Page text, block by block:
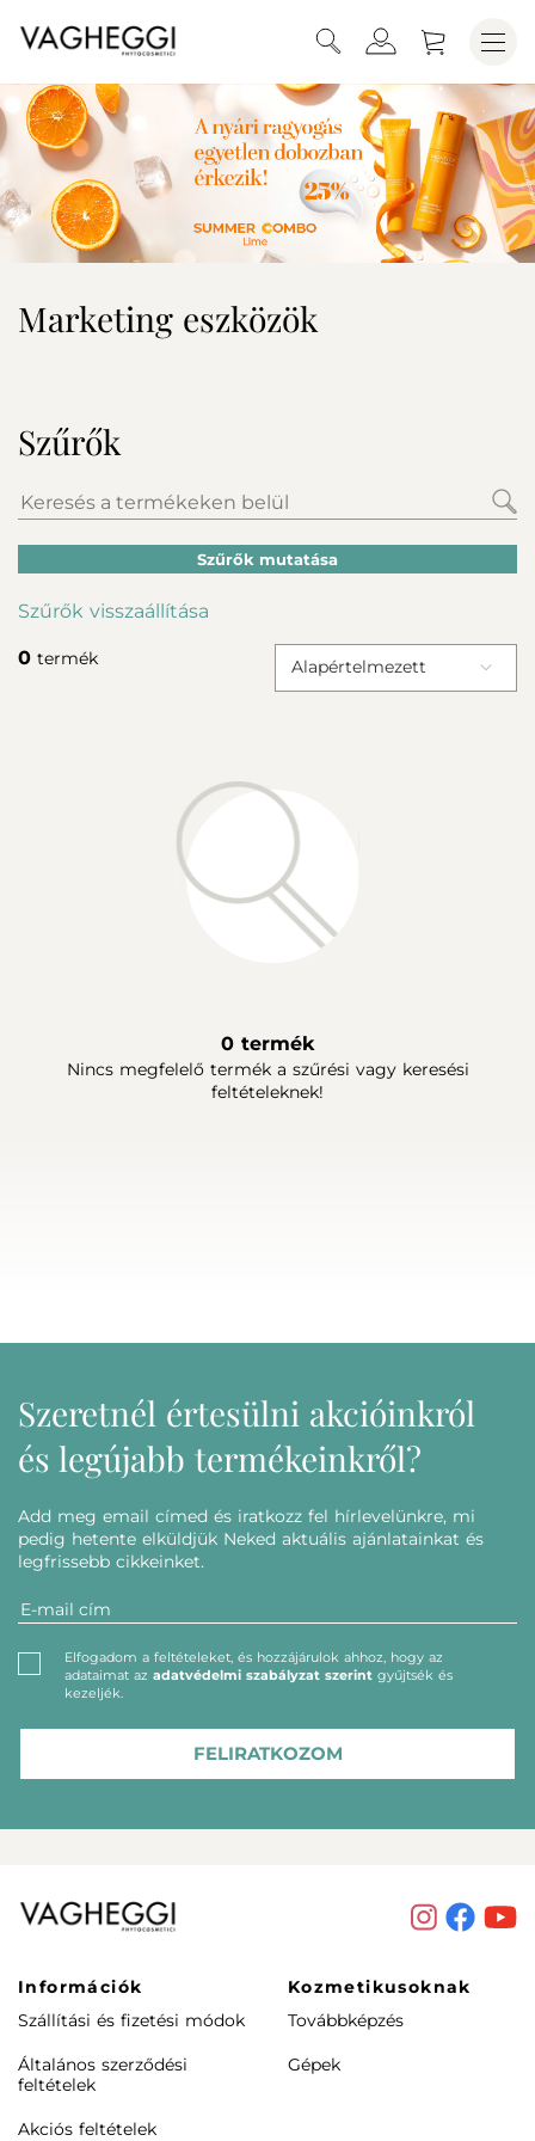
Marketing eszközök
Szűrők
Szűrők mutatása
Szűrők visszaállítása
0 termék Alapértelmezett
0 termék
Nincs megfelelő termék a szűrési vagy keresési
feltételeknek!
Szeretnél értesülni akcióinkról
és legújabb termékeinkről?
Add meg email címed és iratkozz fel hírlevelünkre, mi
pedig hetente elküldjük Neked aktuális ajánlatainkat és
legfrissebb cikkeinket.
Elfogadom a feltételeket, és hozzájárulok ahhoz, hogy az
adataimat az adatvédelmi szabályzat szerint gyűjtsék és
kezeljék.
FELIRATKOZOM
Információk
Szállítási és fizetési módok
Általános szerződési
feltételek
Akciós feltételek
Kozmetikusoknak
Továbbképzés
Gépek